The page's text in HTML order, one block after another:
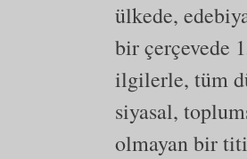
ülkede,
bir çerçevede
ilgilerle, tüm
siyasal,
olmayan bir